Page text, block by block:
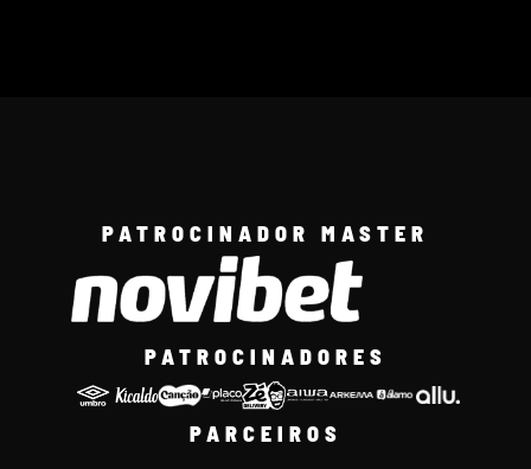
PATROCINADOR MASTER
PATROCINADORES
PARCEIROS